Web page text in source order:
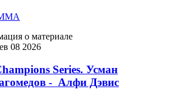
о материале
08 2026
Series. Усман
- Алфи Дэвис